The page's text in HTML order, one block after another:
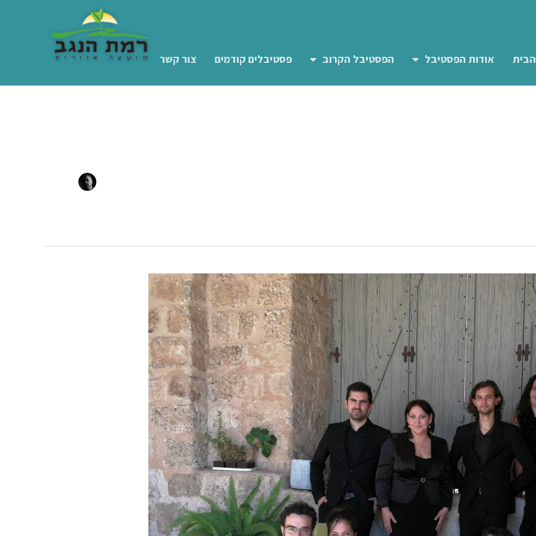
אודות הפסטיבל הפסטיבל הקרוב פסטיבלים קודמים צור קשר